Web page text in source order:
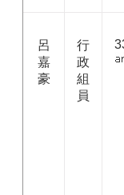
呂
嘉
豪
行
政
組
員